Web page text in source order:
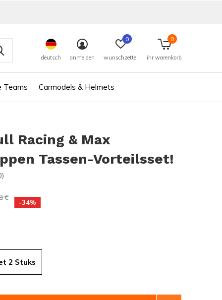
Teams Carmodels & Helmets
deutsch anmelden wunschzettel
0
ihr warenkorb
0
Racing & Max
Tassen-Vorteilsset!
€
-34%
2 Stuks